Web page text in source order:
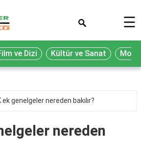
☰
ve Dizi Kültür ve Sanat
ek genelgeler nereden bakılır?
nereden